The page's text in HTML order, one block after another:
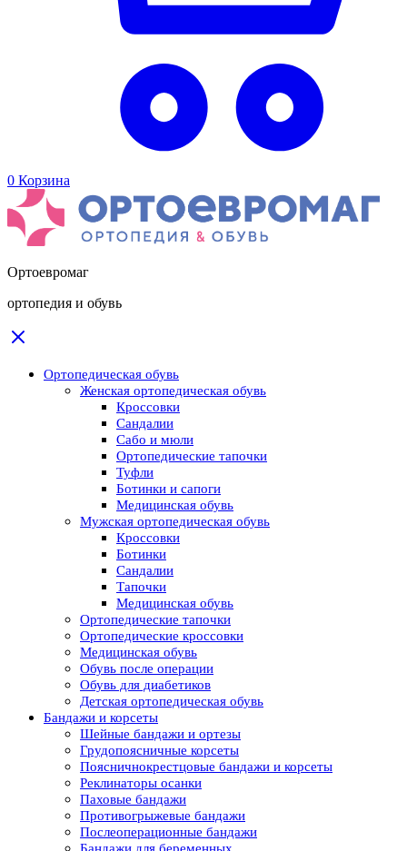
0 Корзина
Ортоевромаг
ортопедия и обувь
Ортопедическая обувь
Женская ортопедическая обувь
Кроссовки
Сандалии
Сабо и мюли
Ортопедические тапочки
Туфли
Ботинки и сапоги
Медицинская обувь
Мужская ортопедическая обувь
Кроссовки
Ботинки
Сандалии
Тапочки
Медицинская обувь
Ортопедические тапочки
Ортопедические кроссовки
Медицинская обувь
Обувь после операции
Обувь для диабетиков
Детская ортопедическая обувь
Бандажи и корсеты
Шейные бандажи и ортезы
Грудопоясничные корсеты
Поясничнокрестцовые бандажи и корсеты
Реклинаторы осанки
Паховые бандажи
Противогрыжевые бандажи
Послеоперационные бандажи